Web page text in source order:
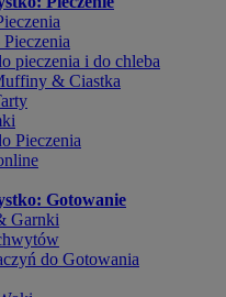
pieczenia i do chleba
& Ciastka
Pieczenia
Gotowanie
Garnki
do Gotowania